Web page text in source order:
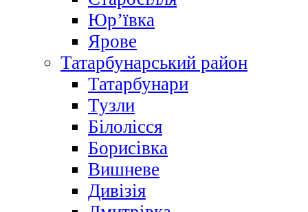
Юр’ївка
Ярове
Татарбунарський район
Татарбунари
Тузли
Білолісся
Борисівка
Вишневе
Дивізія